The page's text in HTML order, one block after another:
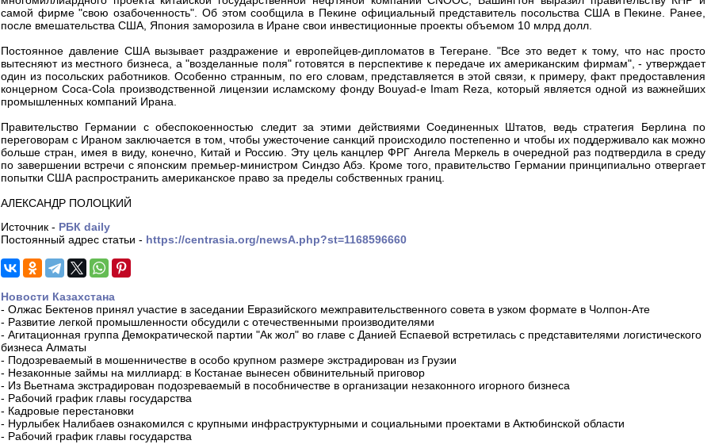
самой фирме "свою озабоченность". Об этом сообщила в Пекине официальный представитель посольства США в Пекине. Ранее,
после вмешательства США, Япония заморозила в Иране свои инвестиционные проекты объемом 10 млрд долл.
Постоянное давление США вызывает раздражение и европейцев-дипломатов в Тегеране. "Все это ведет к тому, что нас просто
вытесняют из местного бизнеса, а "возделанные поля" готовятся в перспективе к передаче их американским фирмам", - утверждает
один из посольских работников. Особенно странным, по его словам, представляется в этой связи, к примеру, факт предоставления
концерном Coca-Cola производственной лицензии исламскому фонду Bouyad-e Imam Reza, который является одной из важнейших
промышленных компаний Ирана.
Правительство Германии с обеспокоенностью следит за этими действиями Соединенных Штатов, ведь стратегия Берлина по
переговорам с Ираном заключается в том, чтобы ужесточение санкций происходило постепенно и чтобы их поддерживало как можно
больше стран, имея в виду, конечно, Китай и Россию. Эту цель канцлер ФРГ Ангела Меркель в очередной раз подтвердила в среду
по завершении встречи с японским премьер-министром Синдзо Абэ. Кроме того, правительство Германии принципиально отвергает
попытки США распространить американское право за пределы собственных границ.
АЛЕКСАНДР ПОЛОЦКИЙ
Источник - РБК daily
Постоянный адрес статьи - https://centrasia.org/newsA.php?st=1168596660
Новости Казахстана
- Олжас Бектенов принял участие в заседании Евразийского межправительственного совета в узком формате в Чолпон-Ате
- Развитие легкой промышленности обсудили с отечественными производителями
- Агитационная группа Демократической партии "Ак жол" во главе с Данией Еспаевой встретилась с представителями логистического
бизнеса Алматы
- Подозреваемый в мошенничестве в особо крупном размере экстрадирован из Грузии
- Незаконные займы на миллиард: в Костанае вынесен обвинительный приговор
- Из Вьетнама экстрадирован подозреваемый в пособничестве в организации незаконного игорного бизнеса
- Рабочий график главы государства
- Кадровые перестановки
- Нурлыбек Налибаев ознакомился с крупными инфраструктурными и социальными проектами в Актюбинской области
- Рабочий график главы государства